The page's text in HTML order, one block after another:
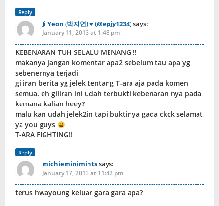
Reply
Ji Yeon (박지연) ♥ (@epjy1234)says:
January 11, 2013 at 1:48 pm
KEBENARAN TUH SELALU MENANG !!
makanya jangan komentar apa2 sebelum tau apa yg
sebenernya terjadi
giliran berita yg jelek tentang T-ara aja pada komen
semua. eh giliran ini udah terbukti kebenaran nya pada
kemana kalian heey?
malu kan udah jelek2in tapi buktinya gada ckck selamat
ya you guys
T-ARA FIGHTING!!
Reply
michieminimintssays:
January 17, 2013 at 11:42 pm
terus hwayoung keluar gara gara apa?